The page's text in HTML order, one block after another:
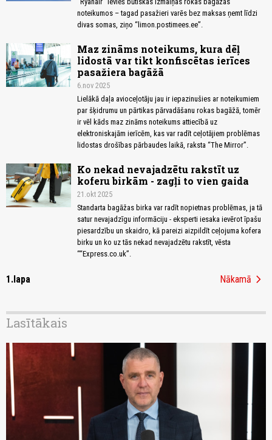
noteikumos – tagad pasažieri varēs bez maksas ņemt līdzi
divas somas, ziņo “limon.postimees.ee”.
Maz zināms noteikums, kura dēļ
lidostā var tikt konfiscētas ierīces
pasažiera bagāžā
6.nov 2025
Lielākā daļa avioceļotāju jau ir iepazinušies ar noteikumiem
par šķidrumu un pārtikas pārvadāšanu rokas bagāžā, tomēr
ir vēl kāds maz zināms noteikums attiecībā uz
elektroniskajām ierīcēm, kas var radīt ceļotājiem problēmas
lidostas drošības pārbaudes laikā, raksta “The Mirror”.
Ko nekad nevajadzētu rakstīt uz
koferu birkām - zagļi to vien gaida
21.okt 2025
Standarta bagāžas birka var radīt nopietnas problēmas, ja tā
satur nevajadzīgu informāciju - eksperti iesaka ievērot īpašu
piesardzību un skaidro, kā pareizi aizpildīt ceļojuma kofera
birku un ko uz tās nekad nevajadzētu rakstīt, vēsta
““Express.co.uk”.
1.lapa Nākamā chevron_right
Lasītākais